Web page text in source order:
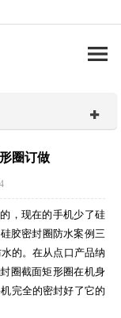
圈订做
，现在的手机少了硅
胶密封圈防水案例三
的。在从点口产品纳
圈截面矩形圈在机身
完全的密封好了它的